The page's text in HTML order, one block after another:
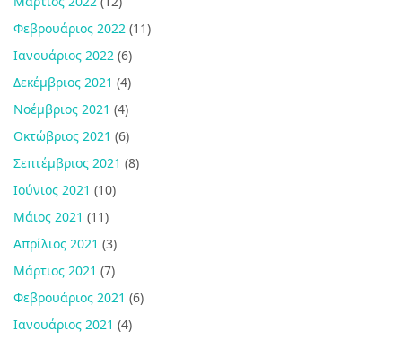
Φεβρουάριος 2022 (11)
Ιανουάριος 2022 (6)
Δεκέμβριος 2021 (4)
Νοέμβριος 2021 (4)
Οκτώβριος 2021 (6)
Σεπτέμβριος 2021 (8)
Ιούνιος 2021 (10)
Μάιος 2021 (11)
Απρίλιος 2021 (3)
Μάρτιος 2021 (7)
Φεβρουάριος 2021 (6)
Ιανουάριος 2021 (4)